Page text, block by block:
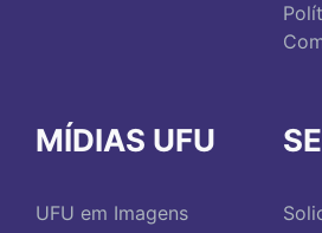
MÍDIAS UFU
UFU em Imagens